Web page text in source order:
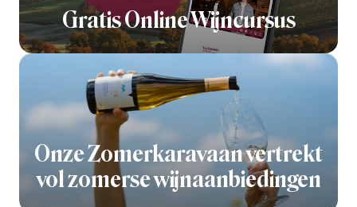
Gratis Online Wijncursus
Onze Zomerkaravaan vertrekt
vol zomerse wijnaanbiedingen